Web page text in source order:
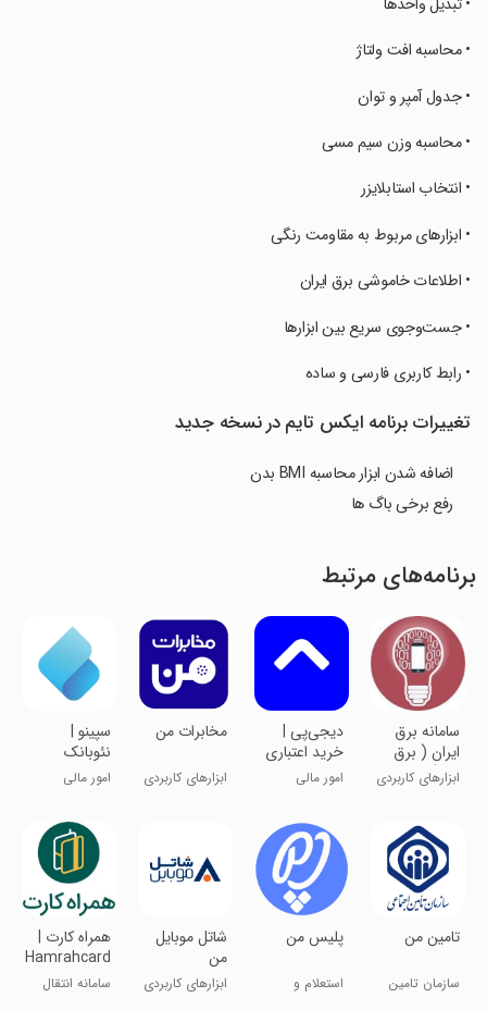
‏‏‏• محاسبه افت ولتاژ
‏‏‏• جدول آمپر و توان
‏‏‏• محاسبه وزن سیم مسی
‏‏‏• انتخاب استابلایزر
‏‏‏• ابزارهای مربوط به مقاومت رنگی
‏‏‏• اطلاعات خاموشی برق ایران
‏‏‏• جست‌وجوی سریع بین ابزارها
‏‏‏• رابط کاربری فارسی و ساده
تغییرات برنامه ‏‏‏ایکس تایم در نسخه جدید
اضافه شدن ابزار محاسبه BMI بدن
رفع برخی باگ ها
برنامه‌های مرتبط
سامانه برق
ایران ( برق
من )
ابزارهای کاربردی
‏‏دیجی‌پی |
خرید اعتباری
و پرداخت
قسطی
امور مالی
مخابرات من
ابزارهای کاربردی
‏سپینو |
نئوبانک
صادرات ایران
امور مالی
تامین من
سازمان تامین
پلیس من
استعلام و
‏شاتل موبایل
من
ابزارهای کاربردی
‏همراه کارت |
Hamrahcard
سامانه انتقال